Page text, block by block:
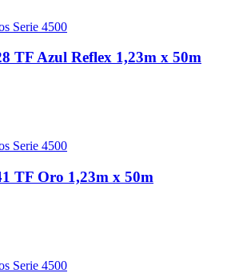
Serie 4500
TF Azul Reflex 1,23m x 50m
Serie 4500
TF Oro 1,23m x 50m
Serie 4500